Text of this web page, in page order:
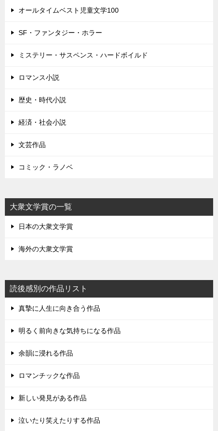
オールタイムベスト児童文学100
SF・ファンタジー・ホラー
ミステリー・サスペンス・ハードボイルド
ロマンス小説
歴史・時代小説
経済・社会小説
文芸作品
コミック・ラノベ
大衆文学賞の一覧
日本の大衆文学賞
海外の大衆文学賞
読後感別の作品リスト
真摯に人生に向き合う作品
明るく前向きな気持ちになる作品
余韻に浸れる作品
ロマンチックな作品
新しい発見がある作品
泣いたり笑えたりする作品